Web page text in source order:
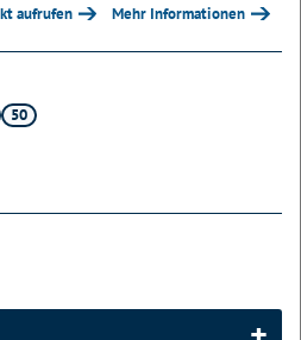
aufrufen Mehr Informationen
50